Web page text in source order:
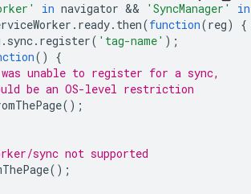
in navigator && 'SyncManager'
in
. ready. then(function(reg)
{
. sync. register( 'tag-name' );
()
{
unable to register for a sync,
be an OS-level restriction
();
sync not supported
();